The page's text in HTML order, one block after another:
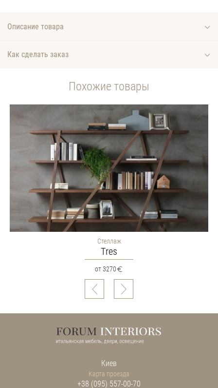
Описание товара
Как сделать заказ
Похожие товары
Стеллаж
Тres
от 3270
Киев
Карта проезда
+38 (095) 557-00-70